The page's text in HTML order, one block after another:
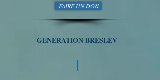
FAIRE UN DON
GENERATION BRESLEV